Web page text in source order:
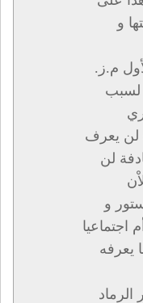
و
م.ز.
لسبب
لن يعرف
لن
و
يعرفه